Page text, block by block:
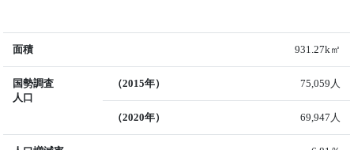
面積 931.27k㎡
国勢調査
人口
（2015年） 75,059人
（2020年） 69,947人